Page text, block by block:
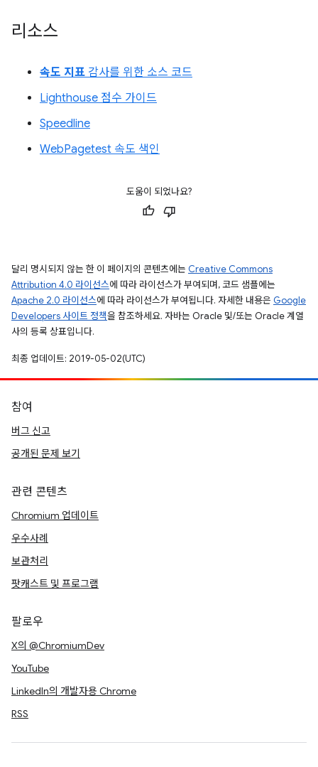
리소스
속도 지표 감사를 위한 소스 코드
Lighthouse 점수 가이드
Speedline
WebPagetest 속도 색인
도움이 되었나요?
달리 명시되지 않는 한 이 페이지의 콘텐츠에는 Creative Commons
Attribution 4.0 라이선스에 따라 라이선스가 부여되며, 코드 샘플에는
Apache 2.0 라이선스에 따라 라이선스가 부여됩니다. 자세한 내용은 Google
Developers 사이트 정책을 참조하세요. 자바는 Oracle 및/또는 Oracle 계열
사의 등록 상표입니다.
최종 업데이트: 2019-05-02(UTC)
참여
버그 신고
공개된 문제 보기
관련 콘텐츠
Chromium 업데이트
우수사례
보관처리
팟캐스트 및 프로그램
팔로우
X의 @ChromiumDev
YouTube
LinkedIn의 개발자용 Chrome
RSS